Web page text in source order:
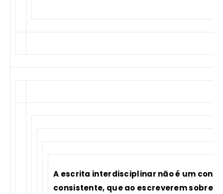
A escrita interdisciplinar não é um
consistente, que ao escreverem sobre